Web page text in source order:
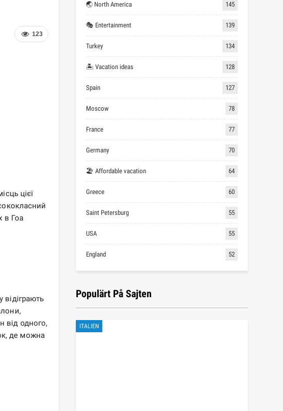
123
цієї
в Гоа
від одного,
де можна
🌏 North America 145
🎭 Entertainment 139
Turkey 134
🏝 Vacation ideas 128
Spain 127
Moscow 78
France 77
Germany 70
🏖 Affordable vacation 64
Greece 60
Saint Petersburg 55
USA 55
England 52
Populärt På Sajten
ITALIEN